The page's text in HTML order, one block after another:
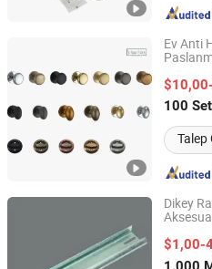
Ev Anti
100 Set
Talep
Chongqing Priority Home
Chongqing, China
Dikey
$1,00-
JIANGSU JIEYANG
Jiangsu, China